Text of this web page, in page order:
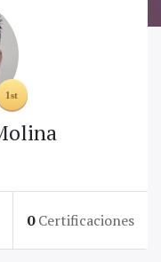
0 Certificaciones